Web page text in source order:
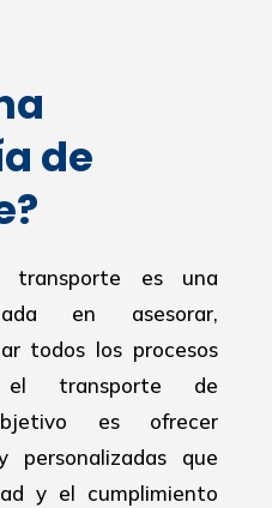
de
transporte es una
en asesorar,
todos los procesos
el transporte de
es ofrecer
personalizadas que
y el cumplimiento